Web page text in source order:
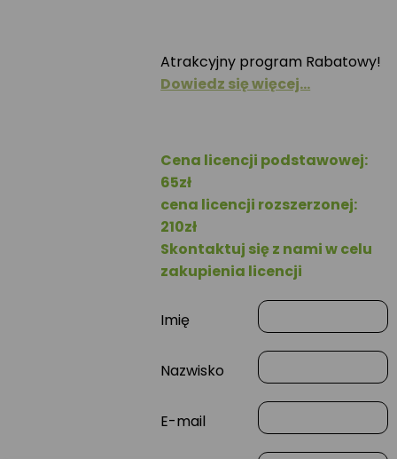
Atrakcyjny program Rabatowy!
Dowiedz się więcej…
Cena licencji podstawowej:
65zł
cena licencji rozszerzonej:
210zł
Skontaktuj się z nami w celu
zakupienia licencji
Imię
Nazwisko
E-mail